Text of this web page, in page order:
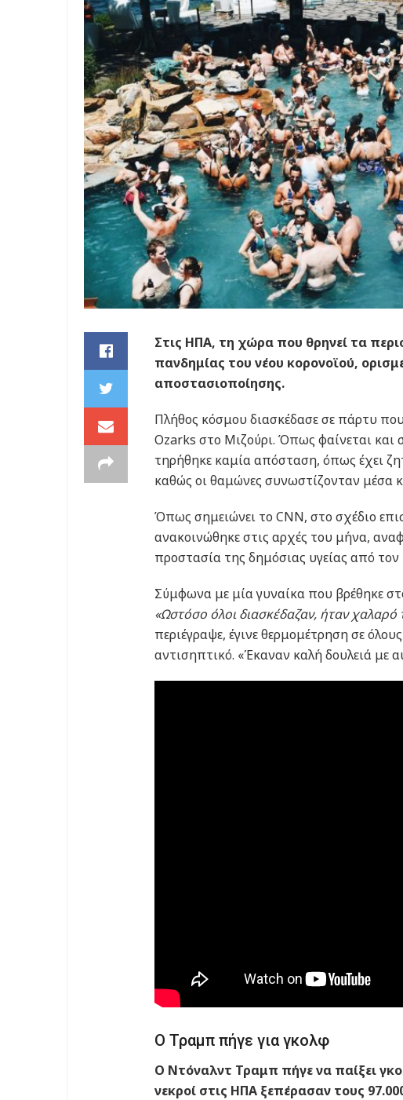
Στις ΗΠΑ, τη χώρα που θρηνεί τα
πανδημίας του νέου κορονοϊού,
αποστασιοποίησης.
Πλήθος κόσμου διασκέδασε σε πάρτυ
Ozarks στο Μιζούρι. Όπως φαίνεται και
τηρήθηκε καμία απόσταση, όπως έχει
καθώς οι θαμώνες συνωστίζονταν μέσα
Όπως σημειώνει το CNN, στο σχέδιο
ανακοινώθηκε στις αρχές του μήνα,
προστασία της δημόσιας υγείας από τον
Σύμφωνα με μία γυναίκα που βρέθηκε
«Ωστόσο όλοι διασκέδαζαν, ήταν
περιέγραψε, έγινε θερμομέτρηση σε
αντισηπτικό. «Έκαναν καλή δουλειά με
Ο Τραμπ πήγε για γκολφ
Ο Ντόναλντ Τραμπ πήγε να παίξει
νεκροί στις ΗΠΑ ξεπέρασαν τους